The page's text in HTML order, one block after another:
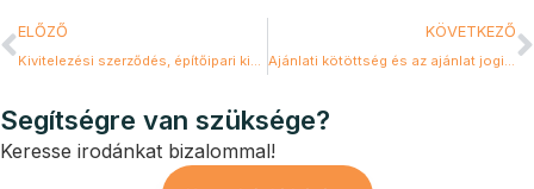
ELŐZŐ
Kivitelezési szerződés, építőipari kivitelezési szerződések
KÖVETKEZŐ
Ajánlati kötöttség és az ajánlat jogi kérdései
Segítségre van szüksége?
Keresse irodánkat bizalommal!